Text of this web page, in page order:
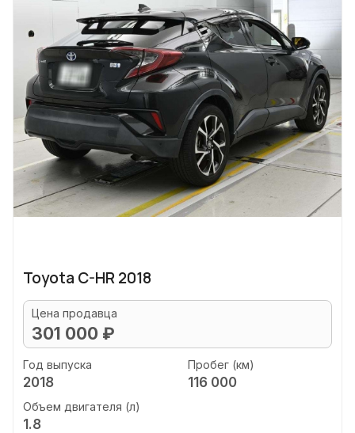
Toyota C-HR 2018
Цена продавца
301 000 ₽
Год выпуска
2018
Пробег (км)
116 000
Объем двигателя (л)
1.8